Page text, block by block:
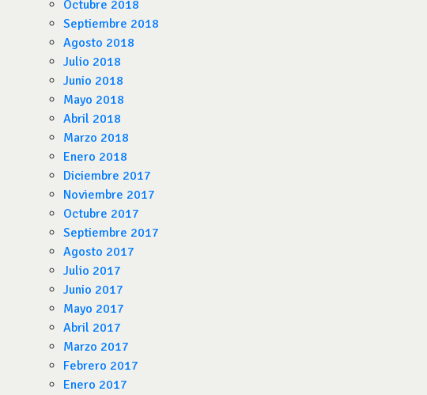
Octubre 2018
Septiembre 2018
Agosto 2018
Julio 2018
Junio 2018
Mayo 2018
Abril 2018
Marzo 2018
Enero 2018
Diciembre 2017
Noviembre 2017
Octubre 2017
Septiembre 2017
Agosto 2017
Julio 2017
Junio 2017
Mayo 2017
Abril 2017
Marzo 2017
Febrero 2017
Enero 2017